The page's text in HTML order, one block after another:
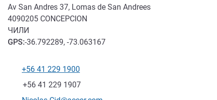
Av San Andres 37, Lomas de San Andrees
4090205 CONCEPCION
ЧИЛИ
GPS:-36.792289, -73.063167
Телефон
+56 41 229 1900
Факс
+56 41 229 1907